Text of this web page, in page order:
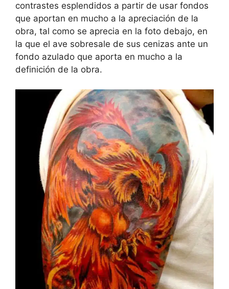
contrastes esplendidos a partir de usar fondos
que aportan en mucho a la apreciación de la
obra, tal como se aprecia en la foto debajo, en
la que el ave sobresale de sus cenizas ante un
fondo azulado que aporta en mucho a la
definición de la obra.